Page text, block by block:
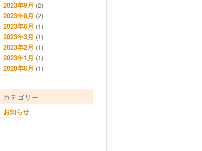
2023年9月 (2)
2023年8月 (2)
2023年6月 (1)
2023年3月 (1)
2023年2月 (1)
2023年1月 (1)
2020年6月 (1)
カテゴリー
お知らせ